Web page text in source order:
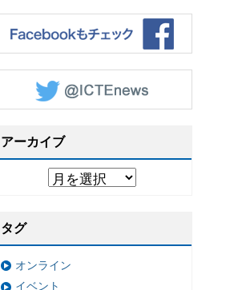
アーカイブ
タグ
オンライン
イベント